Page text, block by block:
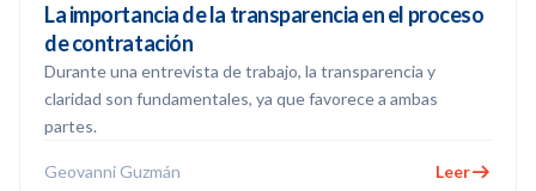
La importancia de la transparencia en el proceso
de contratación
Durante una entrevista de trabajo, la transparencia y
claridad son fundamentales, ya que favorece a ambas
partes.
Geovanni Guzmán Leer